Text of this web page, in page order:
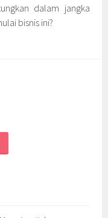
dalam jangka
bisnis ini?